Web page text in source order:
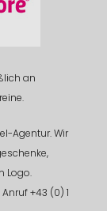
an
Agentur. Wir
Logo.
+43 (0) 1